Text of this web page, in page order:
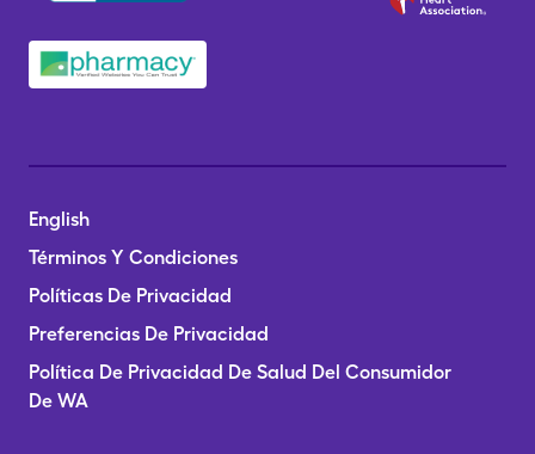
English
Términos Y Condiciones
Políticas De Privacidad
Preferencias De Privacidad
Política De Privacidad De Salud Del Consumidor
De WA